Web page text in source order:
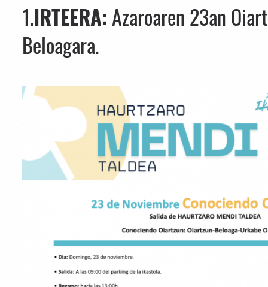
1.IRTEERA:Azaroaren 23an
Beloagara.